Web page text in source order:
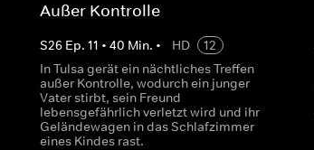
Außer Kontrolle
S26 Ep.11 •40 Min. • HD
12
In Tulsa gerät ein nächtliches Treffen
außer Kontrolle, wodurch ein junger
Vater stirbt, sein Freund
lebensgefährlich verletzt wird und ihr
Geländewagen in das Schlafzimmer
eines Kindes rast.